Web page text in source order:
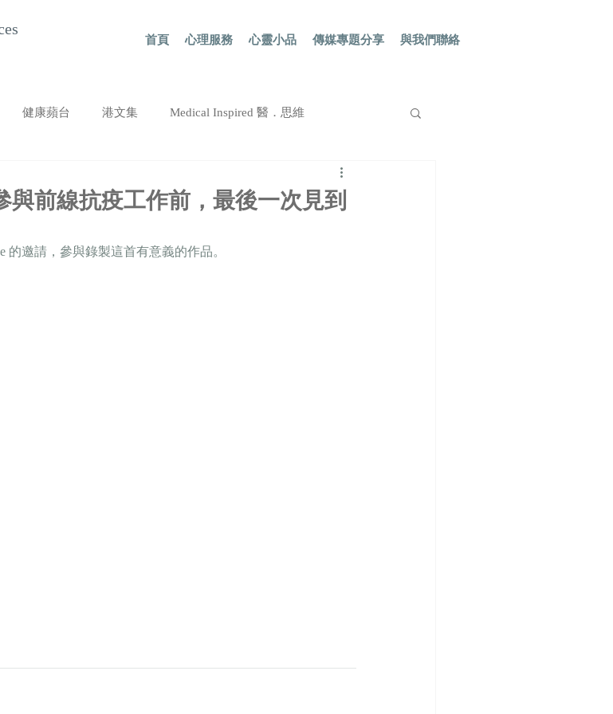
首頁 心理服務 心靈小品 傳媒專題分享 與我們聯絡
健康蘋台 港文集 Medical Inspired 醫．思維
AD＋
與前線抗疫工作前，最後一次見到
的邀請，參與錄製這首有意義的作品。